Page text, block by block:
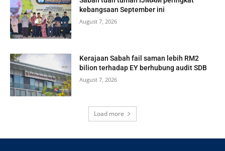
kebangsaan September ini
August 7, 2026
Kerajaan Sabah fail saman lebih RM2
bilion terhadap EY berhubung audit SDB
August 7, 2026
Load more